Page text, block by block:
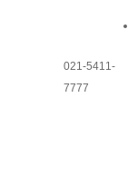
021-5411-
7777